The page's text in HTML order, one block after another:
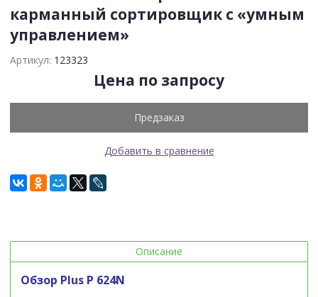
карманный сортировщик c «умным
управлением»
Артикул: 123323
Цена по запросу
Предзаказ
Добавить в сравнение
Описание
Обзор Plus P 624N